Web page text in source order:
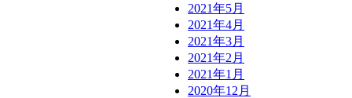
2021年5月
2021年4月
2021年3月
2021年2月
2021年1月
2020年12月